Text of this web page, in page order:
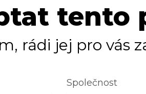
tento
rádi jej pro vás
Společnost